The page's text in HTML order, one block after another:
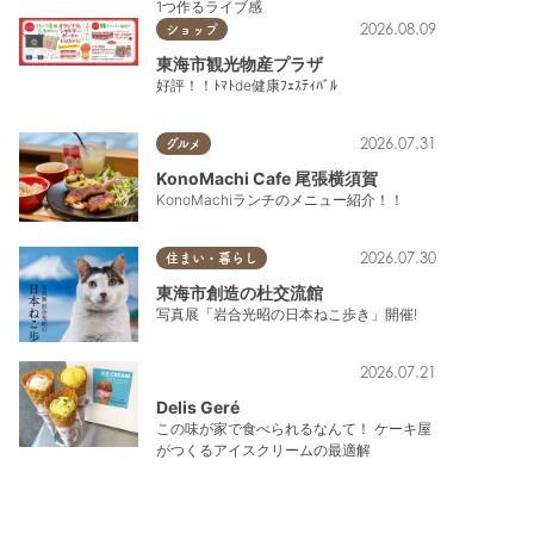
1つ作るライブ感
ショップ 2026.08.09
東海市観光物産プラザ
好評！！ﾄﾏﾄde健康ﾌｪｽﾃｨﾊﾞﾙ
グルメ 2026.07.31
KonoMachi Cafe 尾張横須賀
KonoMachiランチのメニュー紹介！！
住まい・暮らし 2026.07.30
東海市創造の杜交流館
写真展「岩合光昭の日本ねこ歩き」開催!
2026.07.21
Delis Geré
この味が家で食べられるなんて！ ケーキ屋
がつくるアイスクリームの最適解